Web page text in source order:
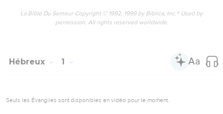
La Bible Du Semeur Copyright © 1992, 1999 by Biblica, Inc.® Used by
permission. All rights reserved worldwide.
Hébreux 1
Seuls les Évangiles sont disponibles en vidéo pour le moment.